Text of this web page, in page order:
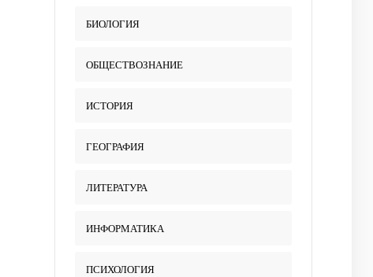
БИОЛОГИЯ
ОБЩЕСТВОЗНАНИЕ
ИСТОРИЯ
ГЕОГРАФИЯ
ЛИТЕРАТУРА
ИНФОРМАТИКА
ПСИХОЛОГИЯ